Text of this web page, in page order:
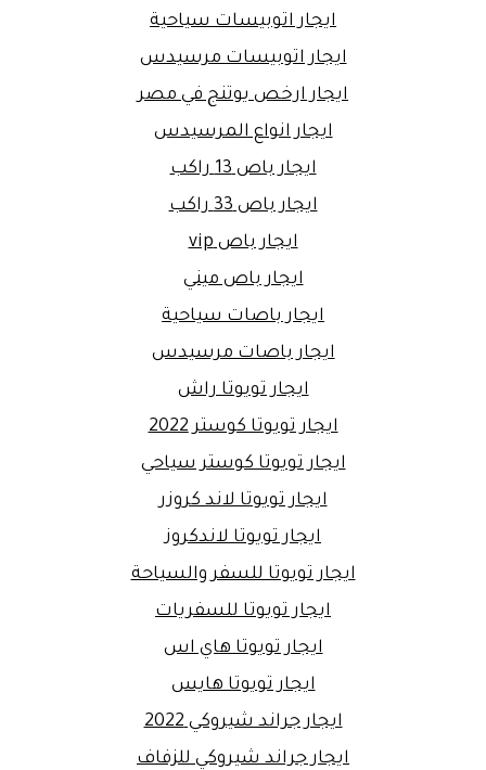
ايجار اتوبيسات سياحية
ايجار اتوبيسات مرسيدس
ايجار ارخص يوتنج في مصر
ايجار انواع المرسيدس
ايجار باص 13 راكب
ايجار باص 33 راكب
ايجار باص vip
ايجار باص ميني
ايجار باصات سياحية
ايجار باصات مرسيدس
ايجار تويوتا راش
ايجار تويوتا كوستر 2022
ايجار تويوتا كوستر سياحي
ايجار تويوتا لاند كروزر
ايجار تويوتا لاندكروز
ايجار تويوتا للسفر والسياحة
ايجار تويوتا للسفريات
ايجار تويوتا هاي اس
ايجار تويوتا هايس
ايجار جراند شيروكي 2022
ايجار جراند شيروكي للزفاف